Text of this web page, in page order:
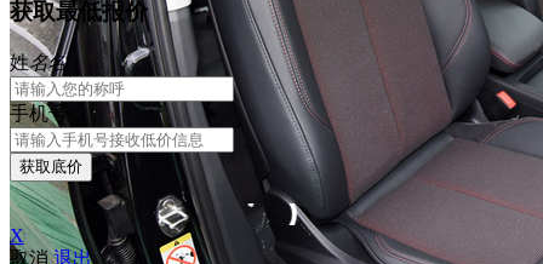
获取最低报价
姓名名
手机号
获取底价
X
取消 退出